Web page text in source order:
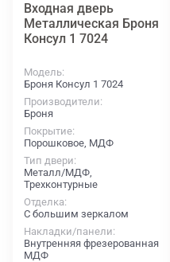
Входная дверь
Металлическая Броня
Консул 1 7024
Модель
Броня Консул 1 7024
Производители
Броня
Покрытие
Порошковое, МДФ
Тип двери
Металл/МДФ,
Трехконтурные
Отделка
С большим зеркалом
Накладки/панели
Внутренняя фрезерованная
МДФ